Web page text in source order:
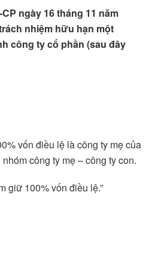
ngày 16 tháng 11 năm
nhiệm hữu hạn một
công ty cổ phần (sau đây
vốn điều lệ là công ty mẹ của
công ty mẹ – công ty con.
giữ 100% vốn điều lệ.”